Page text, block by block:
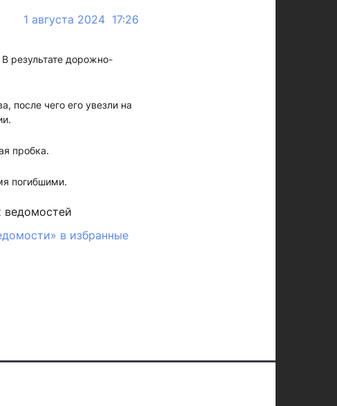
1 августа 2024 17:26
результате дорожно-
после чего его увезли на
пробка.
погибшими.
ведомостей
в избранные